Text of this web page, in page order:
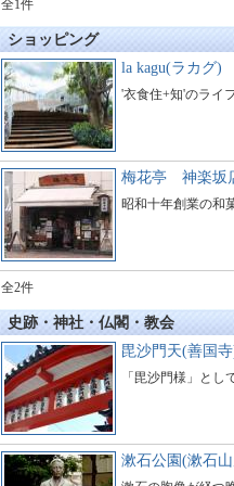
全1件
ショッピング
la kagu(ラカグ)
'衣食住+知'のライ
梅花亭 神楽坂
昭和十年創業の和
全2件
史跡・神社・仏閣・教会
毘沙門天(善国
「毘沙門様」と
漱石公園(漱石